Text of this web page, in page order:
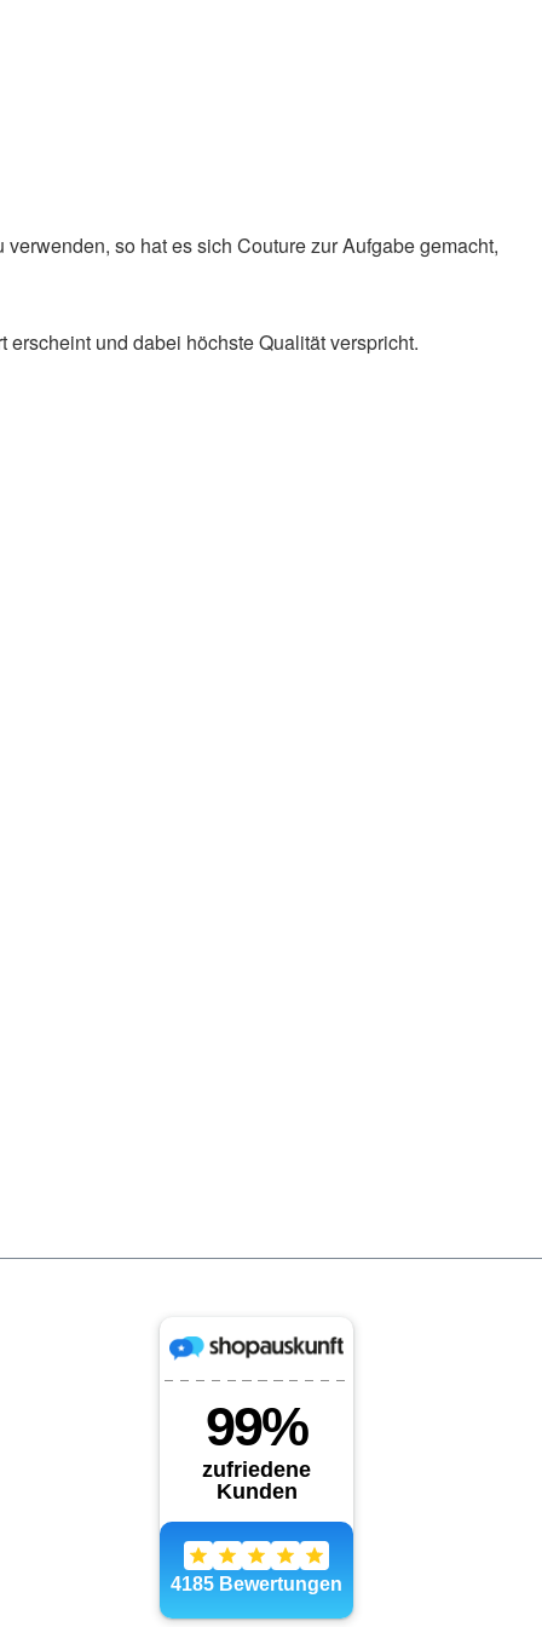
so hat es sich Couture zur Aufgabe gemacht,
und dabei höchste Qualität verspricht.